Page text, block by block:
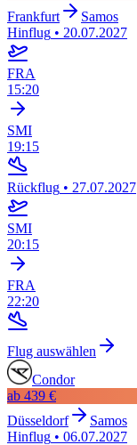
Frankfurt
Samos
Hinflug • 20.07.2027
FRA
15:20
SMI
19:15
Rückflug • 27.07.2027
SMI
20:15
FRA
22:20
Flug auswählen
Condor
ab 439 €
Düsseldorf
Samos
Hinflug • 06.07.2027